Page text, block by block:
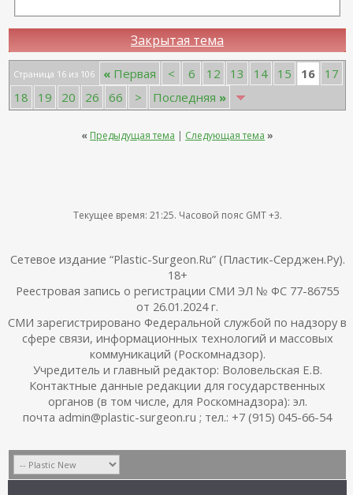
Закрытая тема
Страница 16 из 106 « Первая < 6 12 13 14 15 16
17
18
19 20 26 66 > Последняя »
« Предыдущая тема | Следующая тема »
Текущее время: 21:25. Часовой пояс GMT +3.
Сетевое издание “Plastic-Surgeon.Ru” (Пластик-Серджен.Ру).
18+
Реестровая запись о регистрации СМИ ЭЛ № ФС 77-86755
от 26.01.2024 г.
СМИ зарегистрировано Федеральной службой по надзору в
сфере связи, информационных технологий и массовых
коммуникаций (Роскомнадзор).
Учредитель и главный редактор: Воловельская Е.В.
Контактные данные редакции для государственных
органов (в том числе, для Роскомнадзора): эл.
почта admin@plastic-surgeon.ru ; тел.: +7 (915) 045-66-54